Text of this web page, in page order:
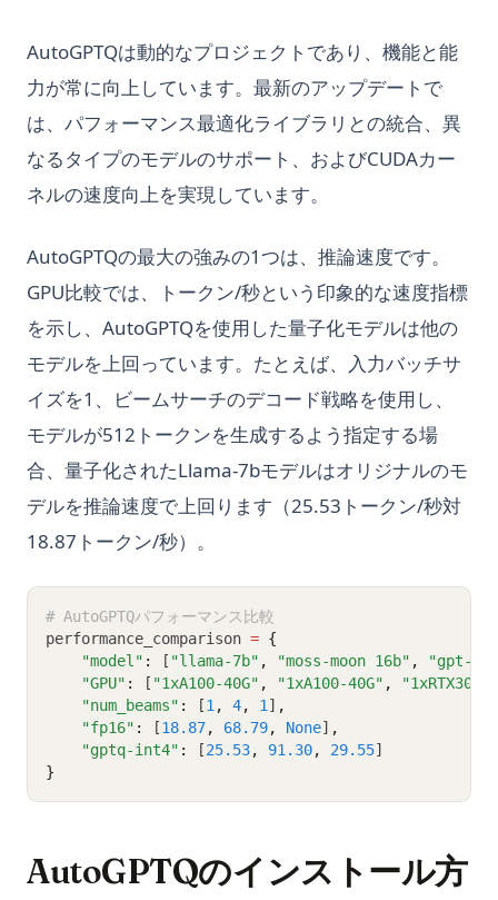
AutoGPTQは動的なプロジェクトであり、機能と能
力が常に向上しています。最新のアップデートで
は、パフォーマンス最適化ライブラリとの統合、異
なるタイプのモデルのサポート、およびCUDAカー
ネルの速度向上を実現しています。
AutoGPTQの最大の強みの1つは、推論速度です。
GPU比較では、トークン/秒という印象的な速度指標
を示し、AutoGPTQを使用した量子化モデルは他の
モデルを上回っています。たとえば、入力バッチサ
イズを1、ビームサーチのデコード戦略を使用し、
モデルが512トークンを生成するよう指定する場
合、量子化されたLlama-7bモデルはオリジナルのモ
デルを推論速度で上回ります（25.53トークン/秒対
18.87トークン/秒）。
# AutoGPTQパフォーマンス比較
performance_comparison = {
"model" : [ "llama-7b" , "moss-moon 16b" ,
"gpt-j
"GPU" : [ "1xA100-40G" , "1xA100-40G" ,
"num_beams" : [1 , 4, 1 ] ,
"fp16" : [18.87, 68.79, None] ,
"gptq-int4" : [25.53, 91.30, 29.55]
}
AutoGPTQのインストール方